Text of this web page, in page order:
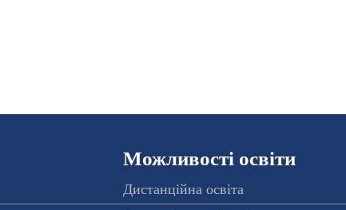
Можливості освіти
Дистанційна освіта